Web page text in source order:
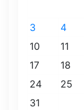
3
4
10
11
17
18
24
25
31